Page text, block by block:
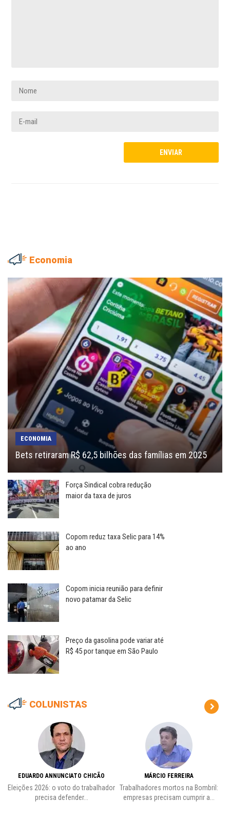
Economia
ECONOMIA
Bets retiraram R$ 62,5 bilhões das famílias em 2025
Força Sindical cobra redução
maior da taxa de juros
Copom reduz taxa Selic para 14%
ao ano
Copom inicia reunião para definir
novo patamar da Selic
Preço da gasolina pode variar até
R$ 45 por tanque em São Paulo
COLUNISTAS
EDUARDO ANNUNCIATO CHICÃO
Eleições 2026: o voto do trabalhador
precisa defender...
MÁRCIO FERREIRA
Trabalhadores mortos na Bombril:
empresas precisam cumprir a...